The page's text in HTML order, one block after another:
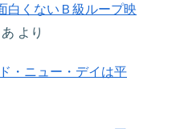
白くないＢ級ループ映
あ より
・ニュー・デイは平